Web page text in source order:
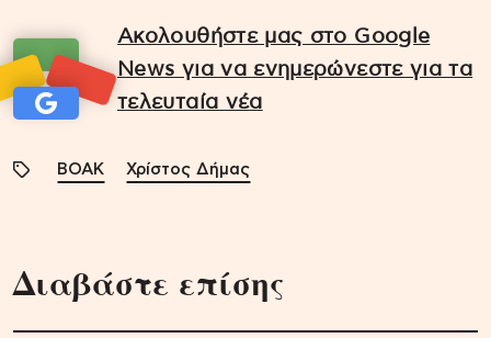
Ακολουθήστε μας στο Google
News για να ενημερώνεστε για τα
τελευταία νέα
ΒΟΑΚ Χρίστος Δήμας
Διαβάστε επίσης